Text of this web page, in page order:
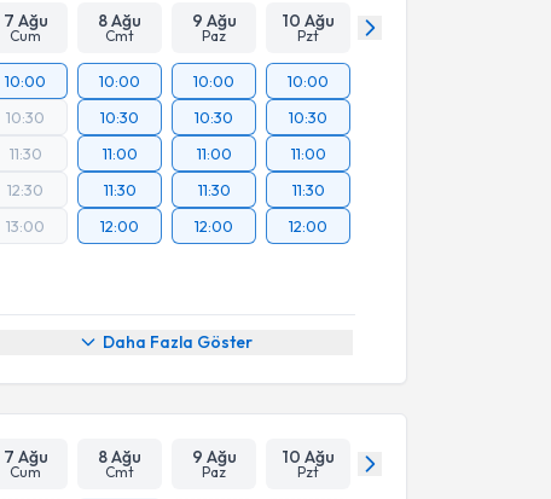
7 Ağu
Cum
8 Ağu
Cmt
9 Ağu
Paz
10 Ağu
Pzt
10:00
10:30
11:30
12:30
13:00
10:00
10:30
11:00
11:30
12:00
10:00
10:30
11:00
11:30
12:00
10:00
10:30
11:00
11:30
12:00
Daha Fazla Göster
7 Ağu
Cum
8 Ağu
Cmt
9 Ağu
Paz
10 Ağu
Pzt